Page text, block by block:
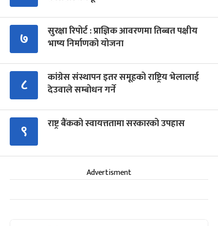
७
सुरक्षा रिपोर्ट : प्राज्ञिक आवरणमा तिब्बत पक्षीय
भाष्य निर्माणको योजना
८
कांग्रेस संस्थापन इतर समूहको राष्ट्रिय भेलालाई
देउवाले सम्बोधन गर्ने
९ राष्ट्र बैंकको स्वायत्ततामा सरकारको उपहास
Advertisment